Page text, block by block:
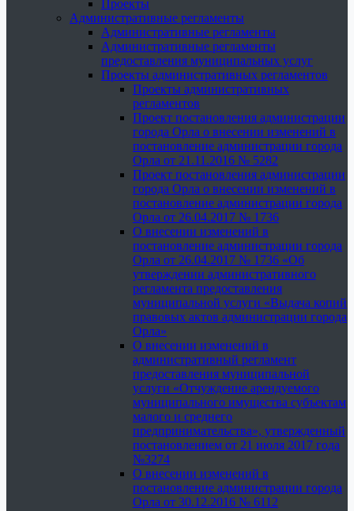
Проекты
Административные регламенты
Административные регламенты
Административные регламенты
предоставления муниципальных услуг
Проекты административных регламентов
Проекты административных
регламентов
Проект постановления администрации
города Орла о внесении изменений в
постановление администрации города
Орла от 21.11.2016 № 5282
Проект постановления администрации
города Орла о внесении изменений в
постановление администрации города
Орла от 26.04.2017 № 1736
О внесении изменений в
постановление администрации города
Орла от 26.04.2017 № 1736 «Об
утверждении административного
регламента предоставления
муниципальной услуги «Выдача копий
правовых актов администрации города
Орла»
О внесении изменений в
административный регламент
предоставления муниципальной
услуги «Отчуждение арендуемого
муниципального имущества субъектам
малого и среднего
предпринимательства», утвержденный
постановлением от 21 июля 2017 года
№3274
О внесении изменений в
постановление администрации города
Орла от 30.12.2016 № 6112